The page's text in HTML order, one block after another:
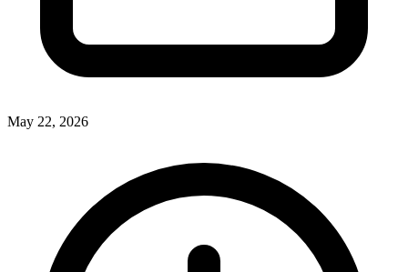
May 22, 2026